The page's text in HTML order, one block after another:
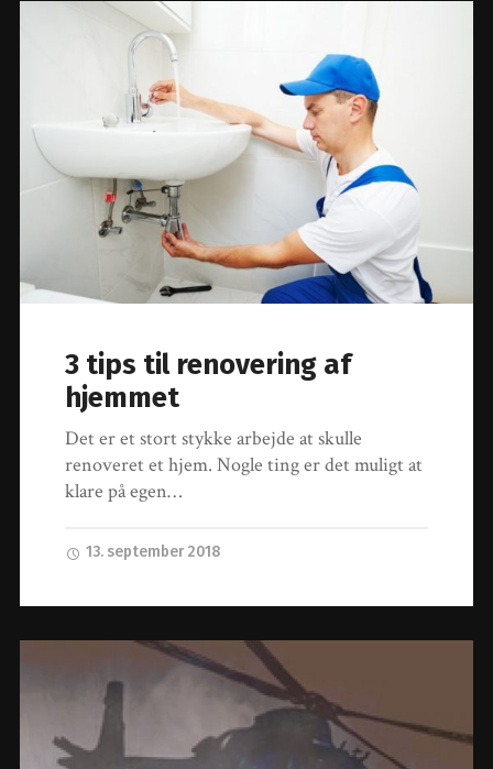
3 tips til renovering af
hjemmet
Det er et stort stykke arbejde at skulle
renoveret et hjem. Nogle ting er det muligt at
klare på egen…
13. september 2018